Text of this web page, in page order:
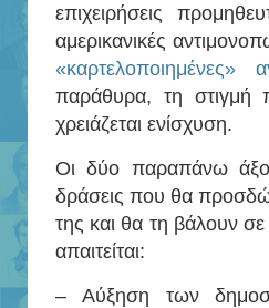
επιχειρήσεις
αμερικανικές
«καρτελοποιημένες»
παράθυρα, τη στιγμή
χρειάζεται ενίσχυση.
Οι δύο παραπάνω
δράσεις που θα
της και θα τη βάλουν
απαιτείται:
– Αύξηση των